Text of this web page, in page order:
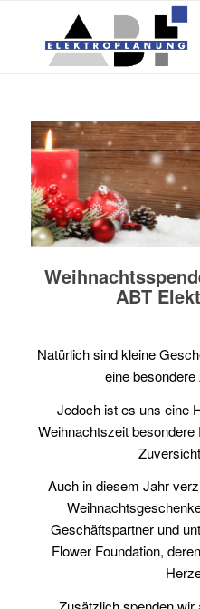
ABT
Natürlich sind kleine
eine
Jedoch ist es uns eine
Weihnachtszeit
Auch in diesem Jahr
Geschäftspartner und
Flower Foundation,